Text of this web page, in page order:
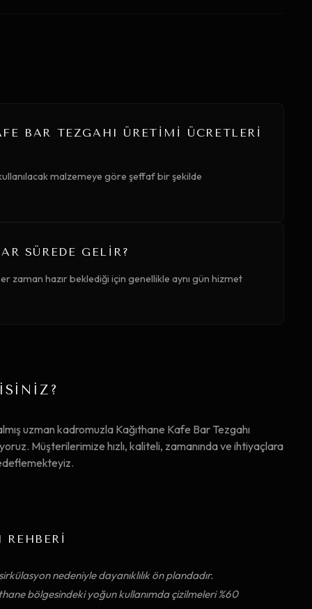
BAR TEZGAHI ÜRETIMI ÜCRETLERI
malzemeye göre şeffaf bir şekilde
SÜREDE GELIR?
zaman hazır beklediği için genellikle aynı gün hizmet
uzman kadromuzla Kağıthane Kafe Bar Tezgahı
Müşterilerimize hızlı, kaliteli, zamanında ve ihtiyaçlara
nedeniyle dayanıklılık ön plandadır.
bölgesindeki yoğun kullanımda çizilmeleri %60